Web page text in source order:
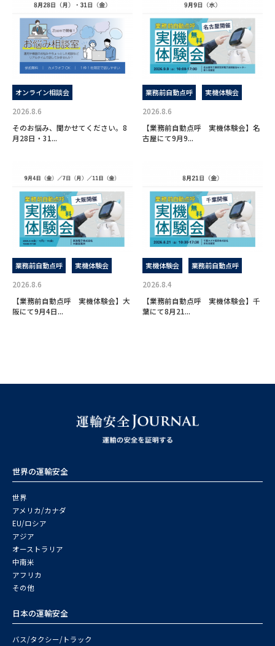
オンライン相談会
2026.8.6
そのお悩み、聞かせてください。8
月28日・31...
業務前自動点呼 実機体験会
2026.8.6
【業務前自動点呼 実機体験会】名
古屋にて9月9...
業務前自動点呼 実機体験会
2026.8.6
【業務前自動点呼 実機体験会】大
阪にて9月4日...
実機体験会 業務前自動点呼
2026.8.4
【業務前自動点呼 実機体験会】千
葉にて8月21...
世界の運輸安全
世界
アメリカ/カナダ
EU/ロシア
アジア
オーストラリア
中南米
アフリカ
その他
日本の運輸安全
バス/タクシー/トラック